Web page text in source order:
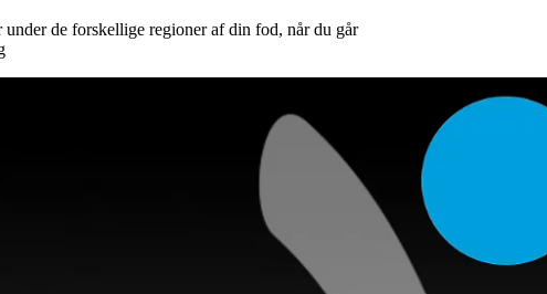
de forskellige regioner af din fod, når du går